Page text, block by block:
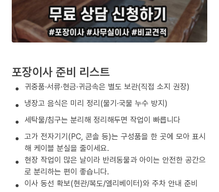
포장이사 준비 리스트
귀중품·서류·현금·귀금속은 별도 보관(직접 소지 권장)
냉장고 음식은 미리 정리(물기·국물 누수 방지)
세탁물/침구는 분리해 정리해두면 작업이 빠릅니다
고가 전자기기(PC, 콘솔 등)는 구성품을 한 곳에 모아 표시
해 케이블 분실을 줄이세요.
현장 작업이 많은 날이라 반려동물과 아이는 안전한 공간으
로 분리하는 편이 좋습니다.
이사 동선 확보(현관/복도/엘리베이터)와 주차 안내 준비